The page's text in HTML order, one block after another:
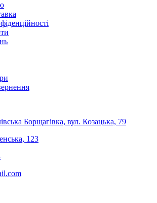
Борщагівка, вул. Козацька, 79
123